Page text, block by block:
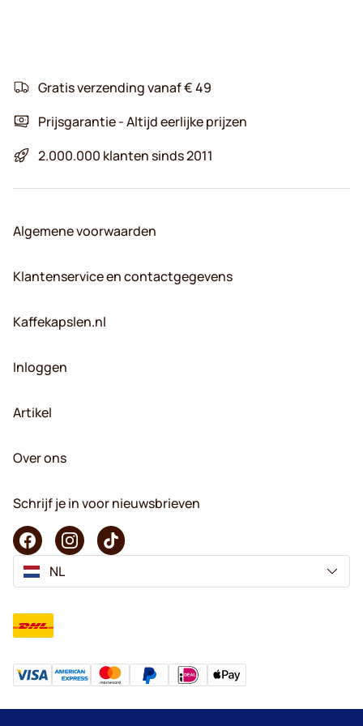
Gratis verzending vanaf € 49
Prijsgarantie - Altijd eerlijke prijzen
2.000.000 klanten sinds 2011
Algemene voorwaarden
Klantenservice en contactgegevens
Kaffekapslen.nl
Inloggen
Artikel
Over ons
Schrijf je in voor nieuwsbrieven
NL